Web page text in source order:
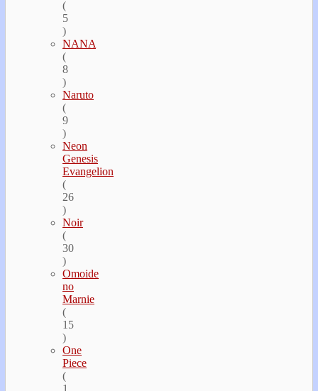
(
5
)
NANA
(
8
)
Naruto
(
9
)
Neon
Genesis
Evangelion
(
26
)
Noir
(
30
)
Omoide
no
Marnie
(
15
)
One
Piece
(
1